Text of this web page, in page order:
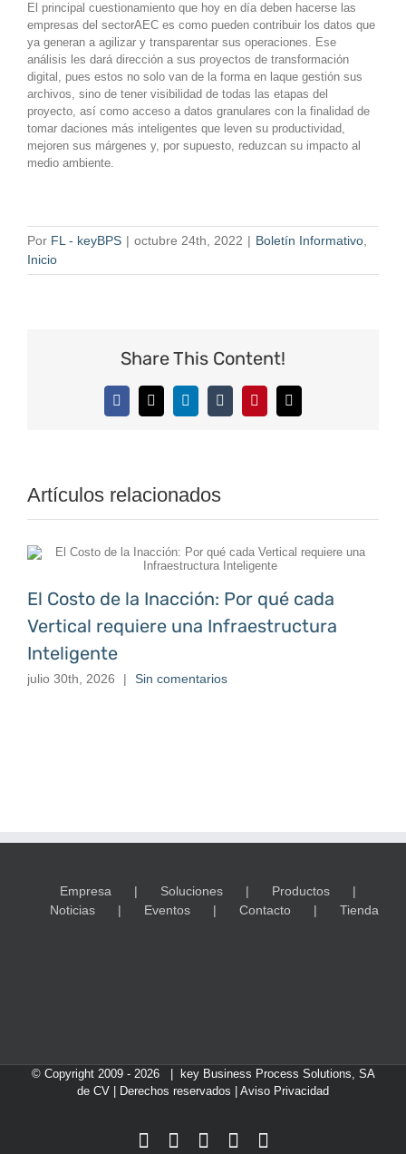
El principal cuestionamiento que hoy en día deben hacerse las
empresas del sectorAEC es como pueden contribuir los datos que
ya generan a agilizar y transparentar sus operaciones. Ese
análisis les dará dirección a sus proyectos de transformación
digital, pues estos no solo van de la forma en laque gestión sus
archivos, sino de tener visibilidad de todas las etapas del
proyecto, así como acceso a datos granulares con la finalidad de
tomar daciones más inteligentes que leven su productividad,
mejoren sus márgenes y, por supuesto, reduzcan su impacto al
medio ambiente.
Por FL - keyBPS | octubre 24th, 2022 | Boletín Informativo
Inicio
Share This Content!
Facebook
X LinkedInTumblrPinterestCorreo
electrónico
Artículos relacionados
El Costo de la Inacción: Por qué cada
Vertical requiere una Infraestructura
Inteligente
julio 30th, 2026 | Sin comentarios
Empresa Soluciones
Productos
Noticias
Eventos Contacto Tienda
© Copyright 2009 - 2026 | key Business Process Solutions, SA
de CV | Derechos reservados | Aviso Privacidad
FacebookInstagram
LinkedIn